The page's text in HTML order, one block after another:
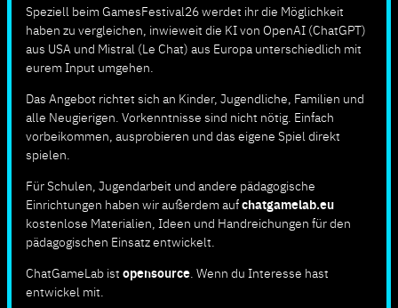
Speziell beim GamesFestival26 werdet ihr die Möglichkeit
haben zu vergleichen, inwieweit die KI von OpenAI (ChatGPT)
aus USA und Mistral (Le Chat) aus Europa unterschiedlich mit
eurem Input umgehen.
Das Angebot richtet sich an Kinder, Jugendliche, Familien und
alle Neugierigen. Vorkenntnisse sind nicht nötig. Einfach
vorbeikommen, ausprobieren und das eigene Spiel direkt
spielen.
Für Schulen, Jugendarbeit und andere pädagogische
Einrichtungen haben wir außerdem aufchatgamelab.eu
kostenlose Materialien, Ideen und Handreichungen für den
pädagogischen Einsatz entwickelt.
ChatGameLab ist opensource . Wenn du Interesse hast
entwickel mit.